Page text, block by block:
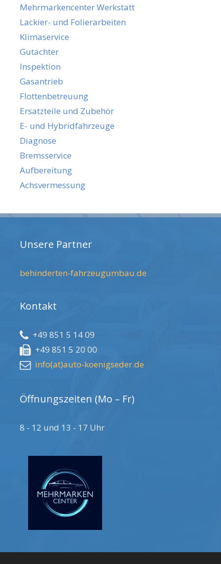
Mehrmarkencenter Werkstatt
Lackier- und Folierarbeiten
Klimaservice
Gutachter
Inspektion
Gasantrieb
Flottenbetreuung
Ersatzteile und Zubehör
E- und Hybridfahrzeuge
Diagnose
Bremsservice
Aufbereitung
Achsvermessung
Unsere Partner
behinderten-fahrzeugumbau.de
Kontakt
+49 851 5 14 09
+49 851 5 20 00
info(at)auto-koenigseder.de
Öffnungszeiten (Mo – Fr)
8 - 12 und 13 - 17 Uhr